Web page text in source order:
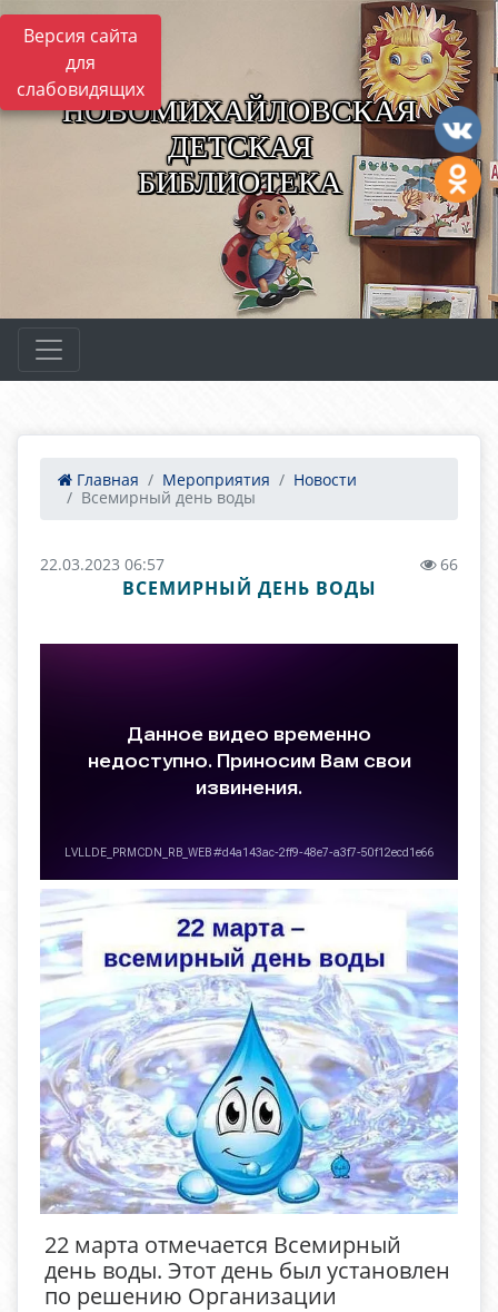
Версия сайта
для
слабовидящих
НОВОМИХАЙЛОВСКАЯ
ДЕТСКАЯ
БИБЛИОТЕКА
Главная Мероприятия
Новости
Всемирный день воды
22.03.2023 06:57 66
ВСЕМИРНЫЙ ДЕНЬ ВОДЫ
22 марта отмечается Всемирный
день воды. Этот день был установлен
по решению Организации